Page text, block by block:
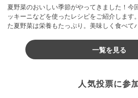
夏野菜のおいしい季節がやってきました！今
ッキーニなどを使ったレシピをご紹介します
た夏野菜は栄養もたっぷり。美味しく食べて
一覧を見る
人気投票に参